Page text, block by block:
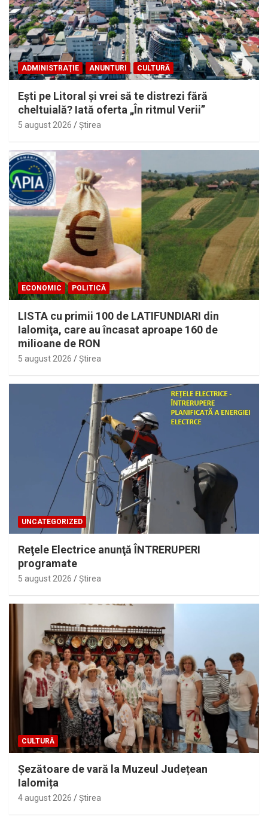
ADMINISTRAȚIE ANUNTURI CULTURĂ
Eşti pe Litoral şi vrei să te distrezi fără
cheltuială? Iată oferta „În ritmul Verii”
5 august 2026 Ştirea
ECONOMIC POLITICĂ
LISTA cu primii 100 de LATIFUNDIARI din
Ialomiţa, care au încasat aproape 160 de
milioane de RON
5 august 2026 Ştirea
UNCATEGORIZED
Reţele Electrice anunţă ÎNTRERUPERI
programate
5 august 2026 Ştirea
CULTURĂ
Șezătoare de vară la Muzeul Județean
Ialomița
4 august 2026 Ştirea